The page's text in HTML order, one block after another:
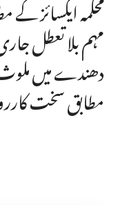
محکمہ ایکسائز
مہم بلا تعطل
دھندے میں
مطابق سخت